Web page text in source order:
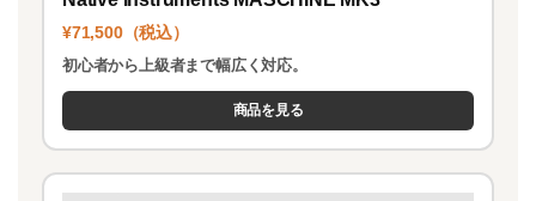
¥71,500（税込）
初心者から上級者まで幅広く対応。
商品を見る